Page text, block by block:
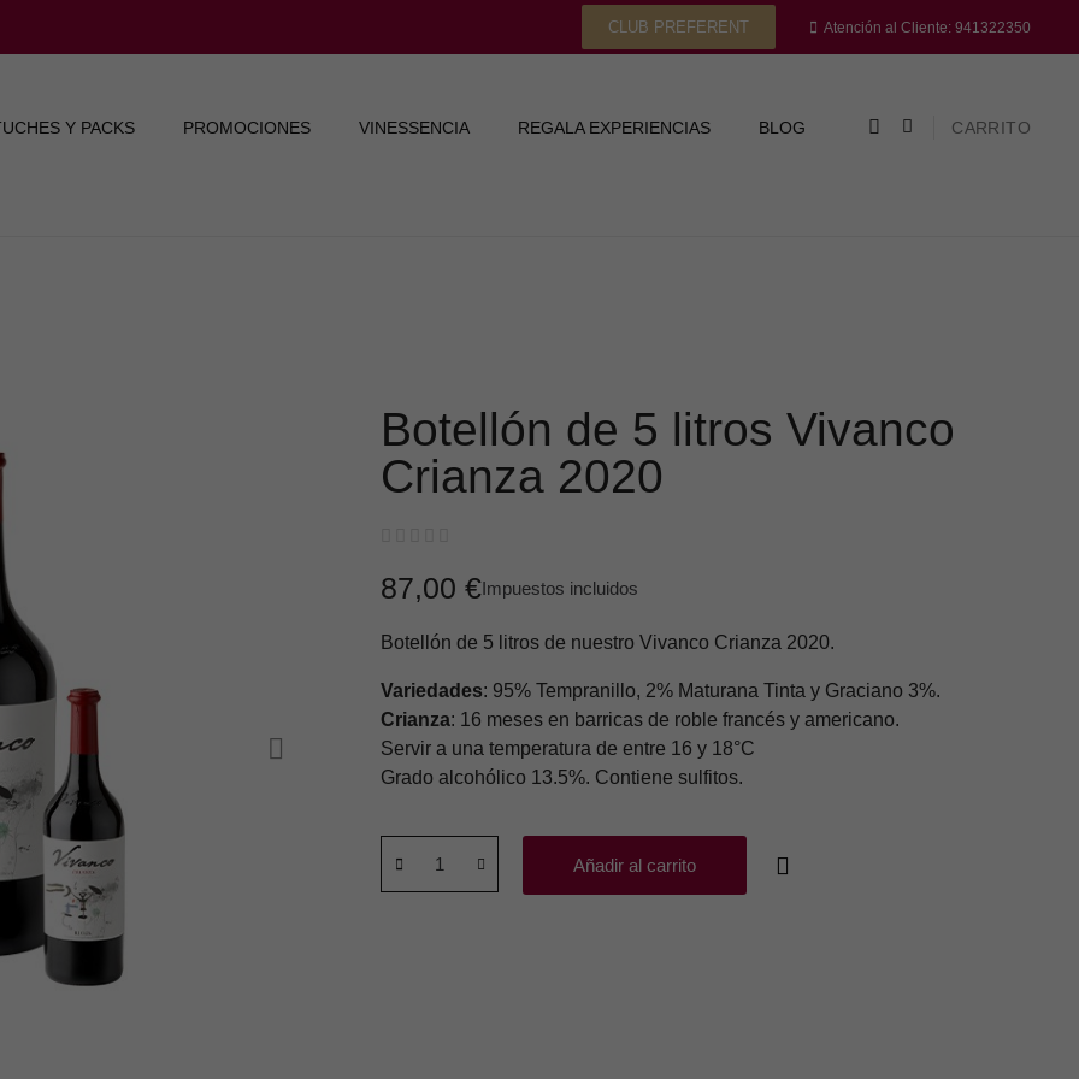
CLUB PREFERENT Atención al Cliente: 941322350
Y PACKS PROMOCIONES VINESSENCIA REGALA EXPERIENCIAS BLOG CARRITO
Botellón de 5 litros Vivanco
Crianza 2020
87,00 €Impuestos incluidos
Botellón de 5 litros de nuestro Vivanco Crianza 2020.
Variedades: 95% Tempranillo, 2% Maturana Tinta y Graciano 3%.
Crianza: 16 meses en barricas de roble francés y americano.
Servir a una temperatura de entre 16 y 18°C
Grado alcohólico 13.5%. Contiene sulfitos.
Añadir al carrito